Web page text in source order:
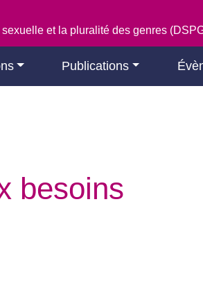
et la pluralité des genres
Publications
besoins